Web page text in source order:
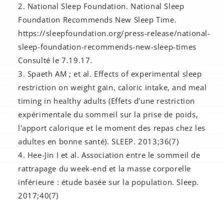
National Sleep Foundation. National Sleep
Foundation Recommends New Sleep Time.
https://sleepfoundation.org/press-release/national-
sleep-foundation-recommends-new-sleep-times
Consulté le 7.19.17.
Spaeth AM ; et al. Effects of experimental sleep
restriction on weight gain, caloric intake, and meal
timing in healthy adults (Effets d'une restriction
expérimentale du sommeil sur la prise de poids,
l'apport calorique et le moment des repas chez les
adultes en bonne santé). SLEEP. 2013;36(7)
Hee-Jin I et al. Association entre le sommeil de
rattrapage du week-end et la masse corporelle
inférieure : étude basée sur la population. Sleep.
2017;40(7)